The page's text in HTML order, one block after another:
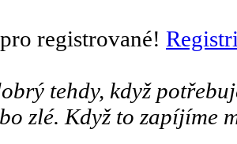
registrované!
tehdy, když
zlé. Když to zapíjíme